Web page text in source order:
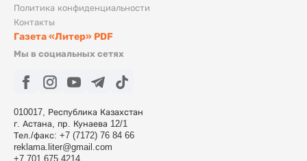
Политика конфиденциальности
Контакты
Газета «Литер» PDF
Мы в социальных сетях
010017, Республика Казахстан
г. Астана, пр. Кунаева 12/1
Тел./факс: +7 (7172) 76 84 66
reklama.liter@gmail.com